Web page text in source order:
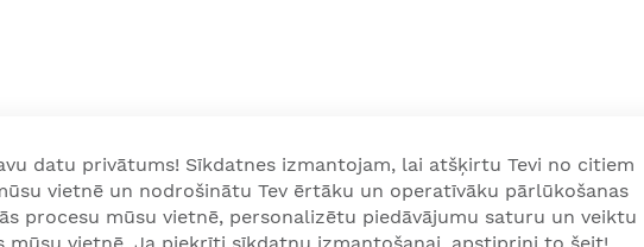
datu privātums! Sīkdatnes izmantojam, lai atšķirtu Tevi no citiem
vietnē un nodrošinātu Tev ērtāku un operatīvāku pārlūkošanas
procesu mūsu vietnē, personalizētu piedāvājumu saturu un veiktu